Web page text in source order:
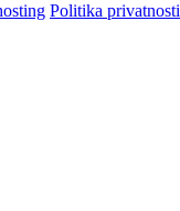
Politika privatnosti